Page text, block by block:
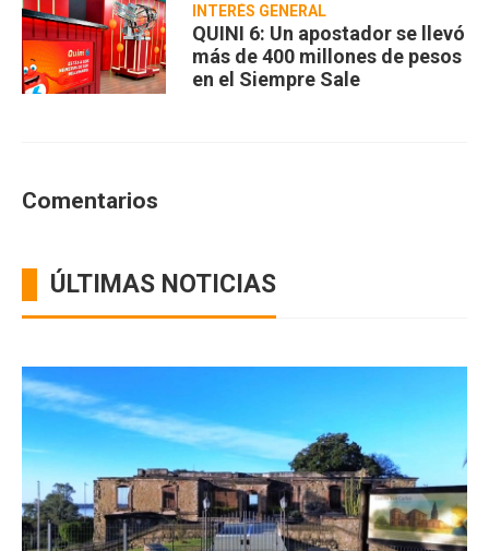
INTERÉS GENERAL
QUINI 6: Un apostador se llevó
más de 400 millones de pesos
en el Siempre Sale
Comentarios
ÚLTIMAS NOTICIAS